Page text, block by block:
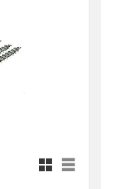
Rutnätsvy
Listvy